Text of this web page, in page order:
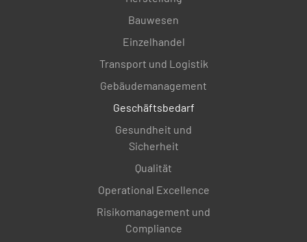
Bauwesen
Einzelhandel
Transport und Logistik
Gebäudemanagement
Geschäftsbedarf
Gesundheit und
Sicherheit
Qualität
Operational Excellence
Risikomanagement und
Compliance